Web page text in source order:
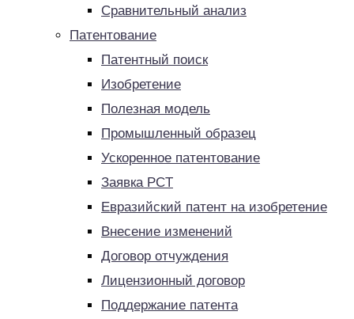
Сравнительный анализ
Патентование
Патентный поиск
Изобретение
Полезная модель
Промышленный образец
Ускоренное патентование
Заявка PCT
Евразийский патент на изобретение
Внесение изменений
Договор отчуждения
Лицензионный договор
Поддержание патента